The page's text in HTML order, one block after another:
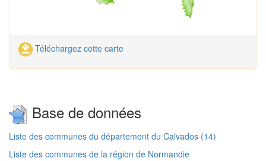
Téléchargez cette carte
Base de données
Liste des communes du département du Calvados (14)
Liste des communes de la région de Normandie